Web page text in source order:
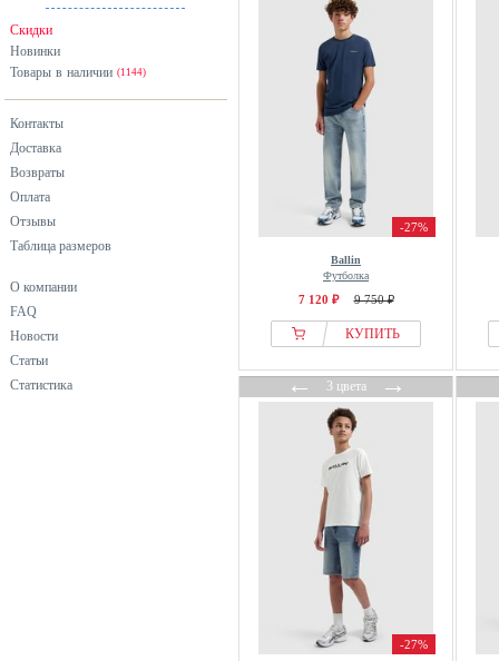
черный
Скидки
Новинки
Товары в наличии (1144)
Контакты
Доставка
Возвраты
Оплата
Отзывы
Таблица размеров
О компании
FAQ
Новости
Статьи
Статистика
-27%
Ballin
Футболка
7 120 ₽ 9 750 ₽
КУПИТЬ
←3 цвета→
-27%